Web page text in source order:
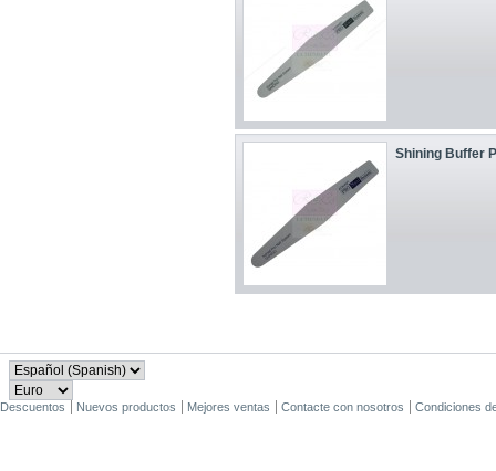
Shining Buffer
Descuentos Nuevos productos Mejores ventas Contacte con nosotros Condiciones